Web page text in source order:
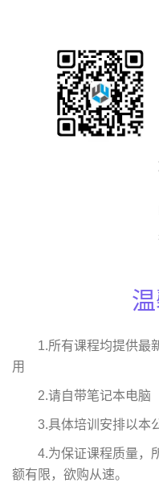
1.所有课程均提供最
用
2.请自带笔记本电脑
3.具体培训安排以本
4.为保证课程质量，
额有限，欲购从速。